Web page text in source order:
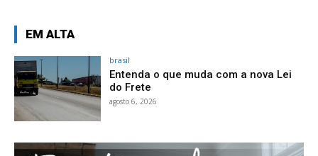
EM ALTA
brasil
Entenda o que muda com a nova Lei
do Frete
agosto 6, 2026